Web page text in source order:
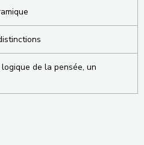
de la pensée, un